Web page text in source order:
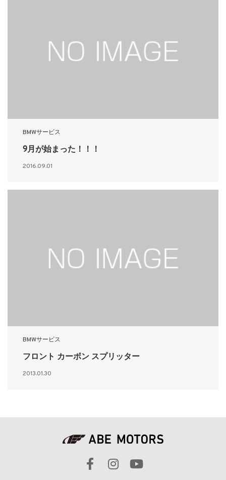
BMWサービス
9月が始まった！！！
2016.09.01
BMWサービス
フロント カーボン スプリッター
2013.01.30